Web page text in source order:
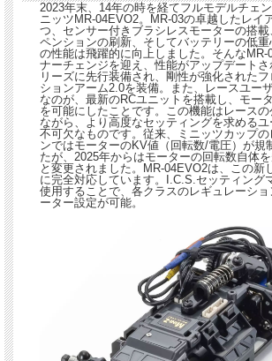
2023年末、14年の時を経てフルモデルチェ
ニッツMR-04EVO2。MR-03の卓越したレイ
つ、センサー付きブラシレスモーターの搭
ペンションの刷新、そしてバッテリーの低
の性能は飛躍的に向上しました。そんなMR-
ナーチェンジを迎え、性能がアップデートさ
リーズに先行装備され、剛性が強化された
ションアーム2.0を装備。また、レースユー
なのが、最新のRCユニットを搭載し、モー
を可能にしたことです。この機能はレース
ながら、より高度なセッティングを求める
不可欠なものです。従来、ミニッツカップの
ンではモーターのKV値（回転数/電圧）が規
たが、2025年からはモーターの回転数自体
と変更されました。MR-04EVO2は、この新
に完全対応しています。I.C.S.セッティング
使用することで、各クラスのレギュレーシ
ーター設定が可能。